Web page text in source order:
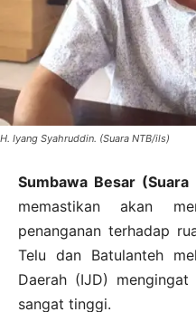
H. Iyang Syahruddin. (Suara NTB/ils)
Sumbawa Besar (Suara
memastikan akan
penanganan terhadap
Telu dan Batulanteh
Daerah (IJD)
sangat tinggi.